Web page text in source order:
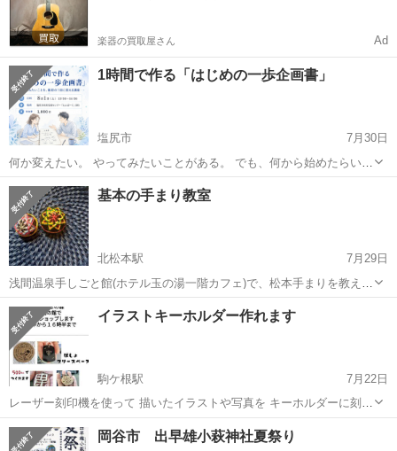
楽器の買取屋さん Ad
1時間で作る「はじめの一歩企画書」
塩尻市
7月30日
何か変えたい。 やってみたいことがある。 でも、何から始めたらいい
か分からない。 そんな方に向けて、頭の中にある「いつかやってみた
い」を、最初の1回として実行できる企画書にする講座を開催します。
いきなり起業...
長野 塩尻市 ワークショップ
基本の手まり教室
北松本駅
7月29日
浅間温泉手しごと館(ホテル玉の湯一階カフェ)で、松本手まりを教えま
す。 2500円～ 初めは簡単な、２つ菊から。 毎月開催しております。
会場が松本の他もありますので、いつでもコメント、お電話下さい
ね！ また、出張教室も応相...
長野 松本市 北松本駅 ワークショップ 会場
イラストキーホルダー作れます
駒ケ根駅
7月22日
レーザー刻印機を使って 描いたイラストや写真を キーホルダーに刻印
します ７月26日（日） ９時から１６時半まで 長野県飯田市かざこし
の森
長野 駒ヶ根市 駒ケ根駅 ワークショップ
岡谷市 出早雄小萩神社夏祭り